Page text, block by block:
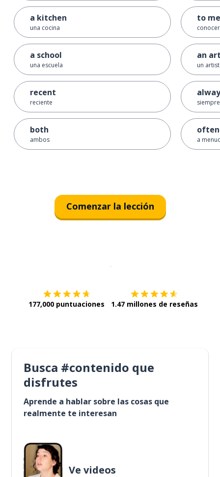
a kitchen
una cocina
a school
una escuela
recent
reciente
both
ambos
to
an
un
siempre
often
a
Comenzar la lección
177,000 puntuaciones 1.47 millones de reseñas
Busca #contenido que
disfrutes
Aprende a hablar sobre las cosas que
realmente te interesan
Ve videos